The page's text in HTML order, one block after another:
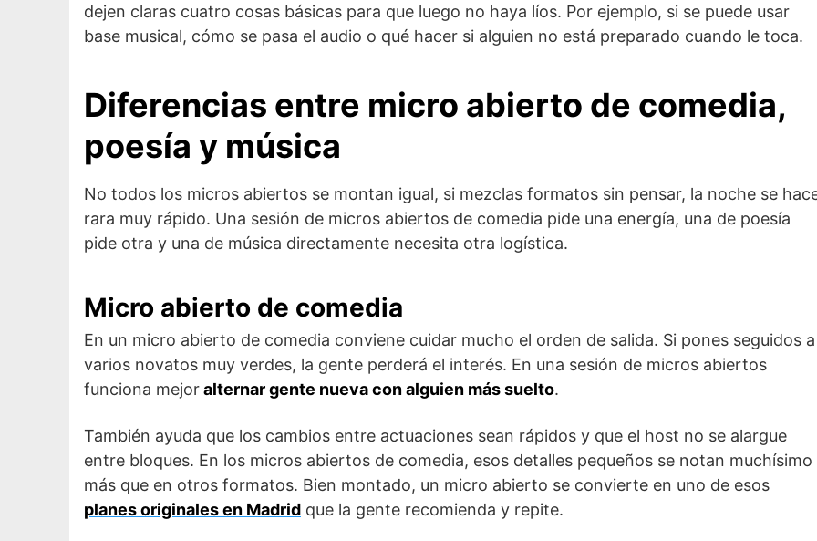
dejen claras cuatro cosas básicas para que luego no haya líos. Por ejemplo, si se puede usar
base musical, cómo se pasa el audio o qué hacer si alguien no está preparado cuando le toca.
Diferencias entre micro abierto de comedia,
poesía y música
No todos los micros abiertos se montan igual, si mezclas formatos sin pensar, la noche se
rara muy rápido. Una sesión de micros abiertos de comedia pide una energía, una de poesía
pide otra y una de música directamente necesita otra logística.
Micro abierto de comedia
En un micro abierto de comedia conviene cuidar mucho el orden de salida. Si pones seguidos a
varios novatos muy verdes, la gente perderá el interés. En una sesión de micros abiertos
funciona mejoralternar gente nueva con alguien más suelto.
También ayuda que los cambios entre actuaciones sean rápidos y que el host no se alargue
entre bloques. En los micros abiertos de comedia, esos detalles pequeños se notan muchísimo
más que en otros formatos. Bien montado, un micro abierto se convierte en uno de esos
planes originales en Madrid que la gente recomienda y repite.